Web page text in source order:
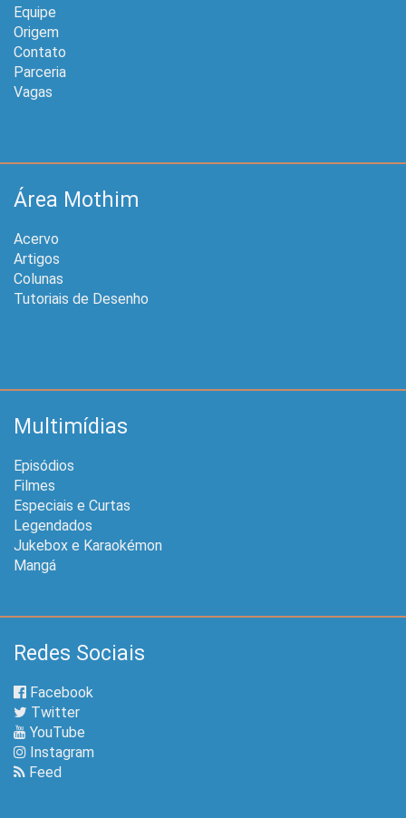
Equipe
Origem
Contato
Parceria
Vagas
Área Mothim
Acervo
Artigos
Colunas
Tutoriais de Desenho
Multimídias
Episódios
Filmes
Especiais e Curtas
Legendados
Jukebox e Karaokémon
Mangá
Redes Sociais
Facebook
Twitter
YouTube
Instagram
Feed